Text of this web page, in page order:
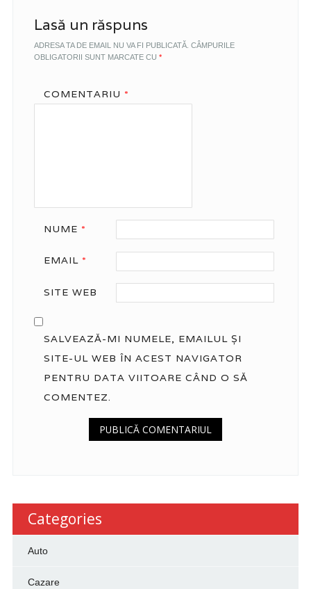
Lasă un răspuns
ADRESA TA DE EMAIL NU VA FI PUBLICATĂ. CÂMPURILE
OBLIGATORII SUNT MARCATE CU *
COMENTARIU *
NUME *
EMAIL *
SITE WEB
SALVEAZĂ-MI NUMELE, EMAILUL ȘI
SITE-UL WEB ÎN ACEST NAVIGATOR
PENTRU DATA VIITOARE CÂND O SĂ
COMENTEZ.
Categories
Auto
Cazare